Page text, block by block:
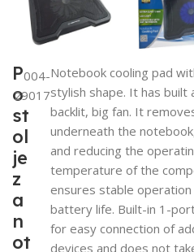
P
o
st
ol
je
z
a
n
ot
004-
29017
Notebook cooling pad
stylish shape. It has built
backlit, big fan. It
underneath the
and reducing the
temperature of the
ensures stable
battery life. Built-in 1-
for easy connection of
devices and does not